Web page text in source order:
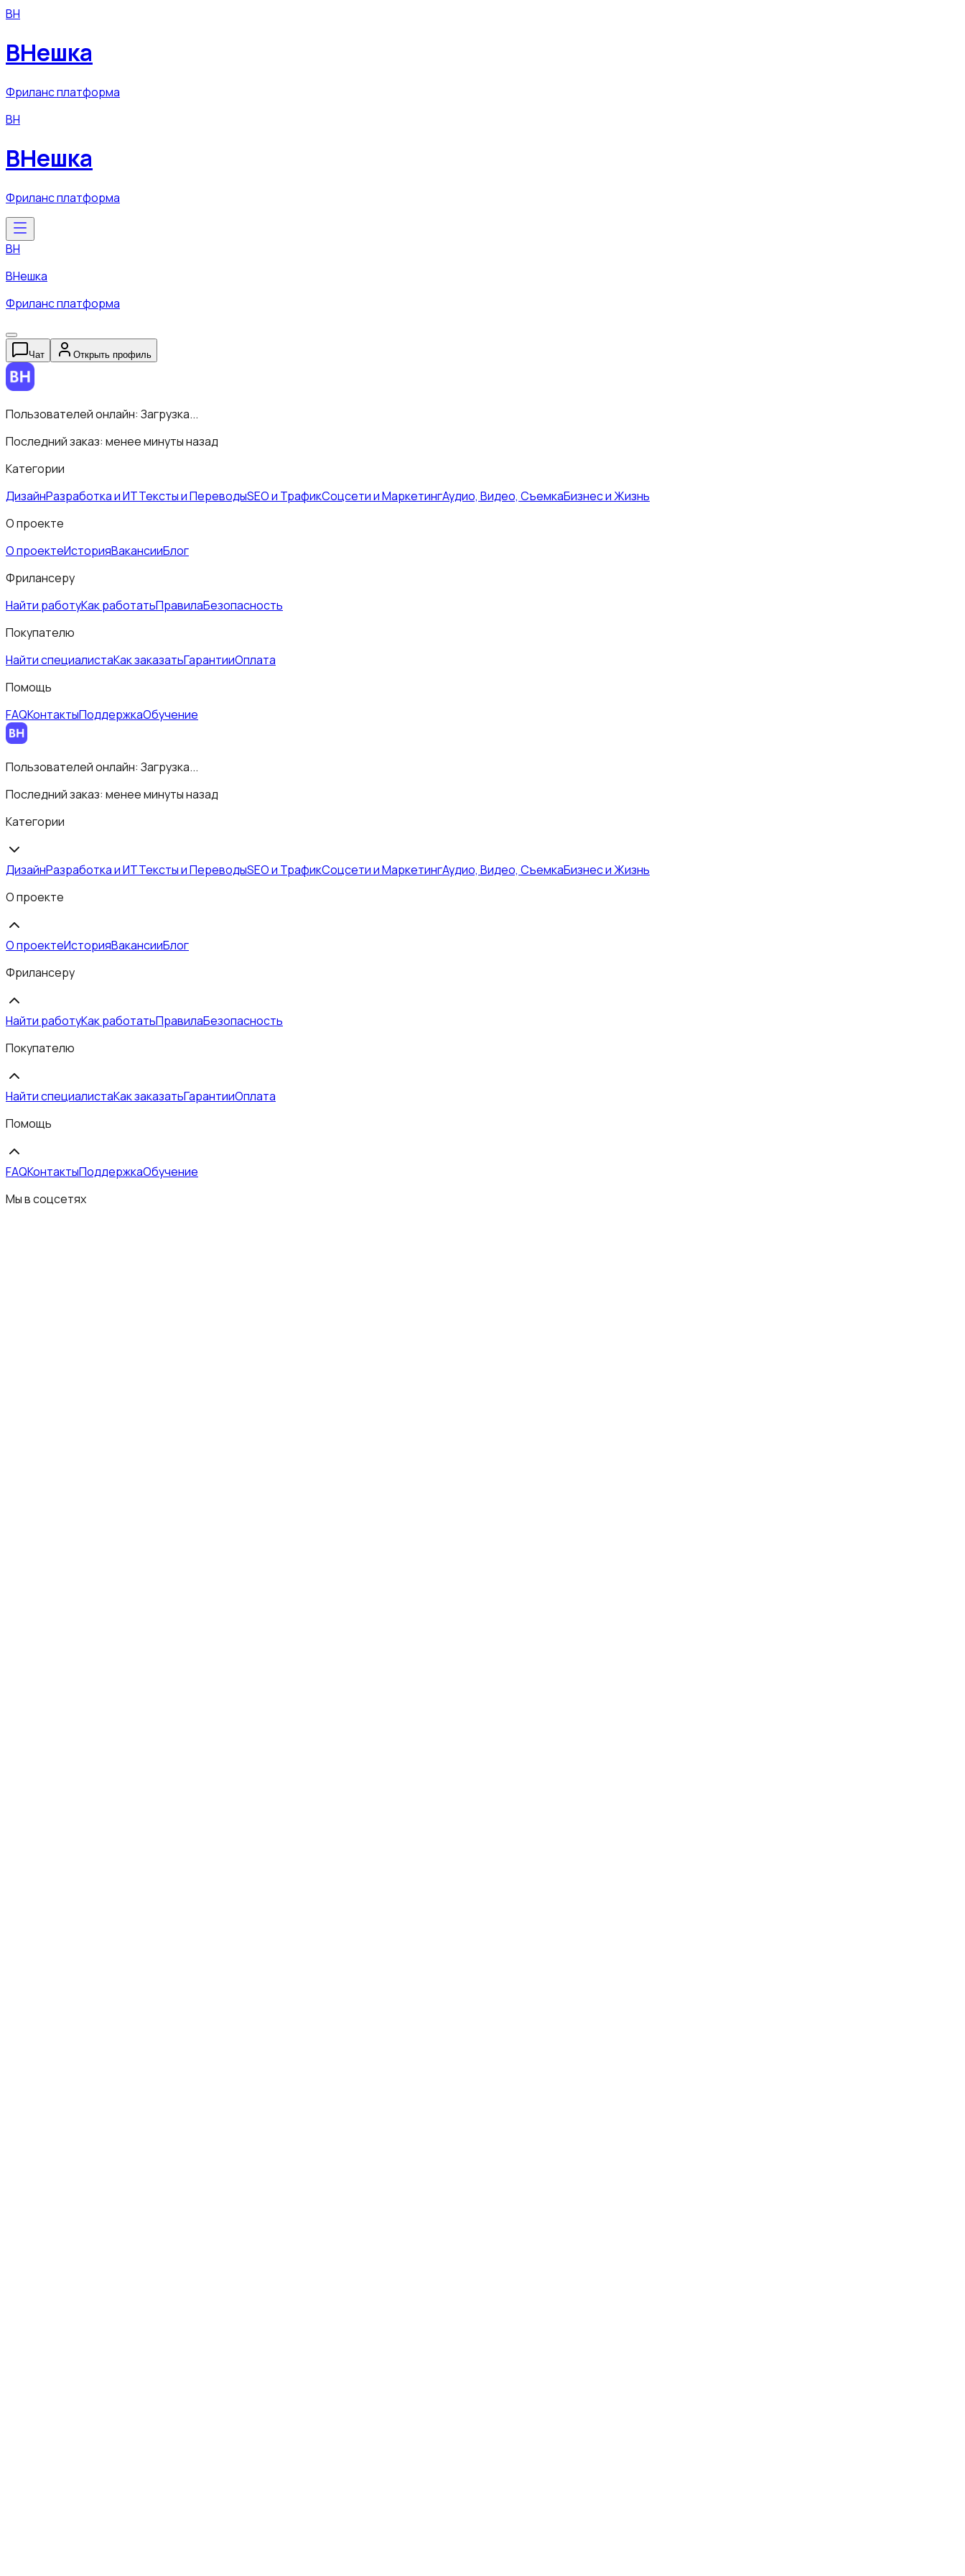
ВН
ВНешка
Фриланс платформа
ВН
ВНешка
Фриланс платформа
ВН
ВНешка
Фриланс платформа
Чат Открыть профиль
Пользователей онлайн: Загрузка...
Последний заказ: менее минуты назад
Категории
ДизайнРазработка и ИТТексты и ПереводыSEO и ТрафикСоцсети и МаркетингАудио, Видео, СъемкаБизнес и Жизнь
О проекте
О проектеИсторияВакансииБлог
Фрилансеру
Найти работуКак работатьПравилаБезопасность
Покупателю
Найти специалистаКак заказатьГарантииОплата
Помощь
FAQКонтактыПоддержкаОбучение
Пользователей онлайн: Загрузка...
Последний заказ: менее минуты назад
Категории
ДизайнРазработка и ИТТексты и ПереводыSEO и ТрафикСоцсети и МаркетингАудио, Видео, СъемкаБизнес и Жизнь
О проекте
О проектеИсторияВакансииБлог
Фрилансеру
Найти работуКак работатьПравилаБезопасность
Покупателю
Найти специалистаКак заказатьГарантииОплата
Помощь
FAQКонтактыПоддержкаОбучение
Мы в соцсетях